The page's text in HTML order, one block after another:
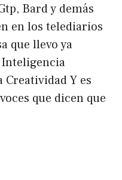
Bard y demás
en los telediarios
que llevo ya
Y es
que dicen que